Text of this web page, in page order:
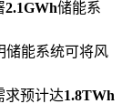
2.1GWh储能系
储能系统可将风
求预计达1.8TWh